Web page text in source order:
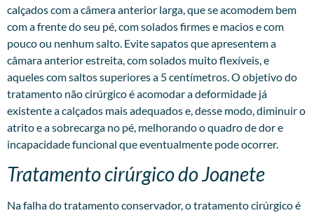
calçados com a câmera anterior larga, que se acomodem bem
com a frente do seu pé, com solados firmes e macios e com
pouco ou nenhum salto. Evite sapatos que apresentem a
câmara anterior estreita, com solados muito flexíveis, e
aqueles com saltos superiores a 5 centímetros. O objetivo do
tratamento não cirúrgico é acomodar a deformidade já
existente a calçados mais adequados e, desse modo, diminuir o
atrito e a sobrecarga no pé, melhorando o quadro de dor e
incapacidade funcional que eventualmente pode ocorrer.
Tratamento cirúrgico do Joanete
Na falha do tratamento conservador, o tratamento cirúrgico é